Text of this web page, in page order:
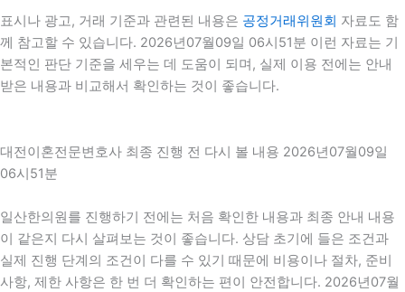
표시나 광고, 거래 기준과 관련된 내용은 공정거래위원회 자료도 함
께 참고할 수 있습니다. 2026년07월09일 06시51분 이런 자료는 기
본적인 판단 기준을 세우는 데 도움이 되며, 실제 이용 전에는 안내
받은 내용과 비교해서 확인하는 것이 좋습니다.
대전이혼전문변호사 최종 진행 전 다시 볼 내용 2026년07월09일
06시51분
일산한의원를 진행하기 전에는 처음 확인한 내용과 최종 안내 내용
이 같은지 다시 살펴보는 것이 좋습니다. 상담 초기에 들은 조건과
실제 진행 단계의 조건이 다를 수 있기 때문에 비용이나 절차, 준비
사항, 제한 사항은 한 번 더 확인하는 편이 안전합니다. 2026년07월